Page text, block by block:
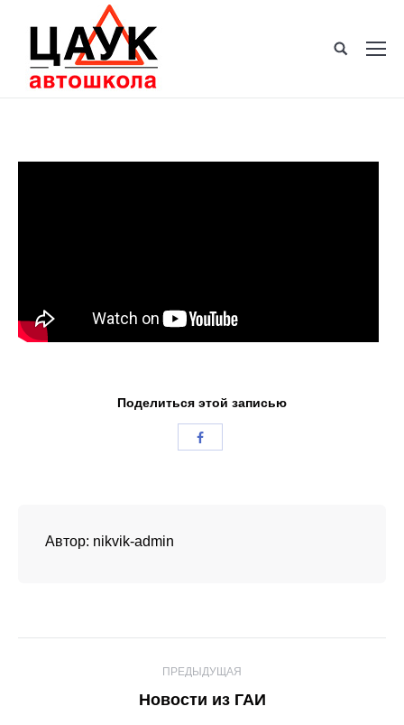
Поделиться этой записью
Автор: nikvik-admin
ПРЕДЫДУЩАЯ
Предыдущая
Новости из ГАИ